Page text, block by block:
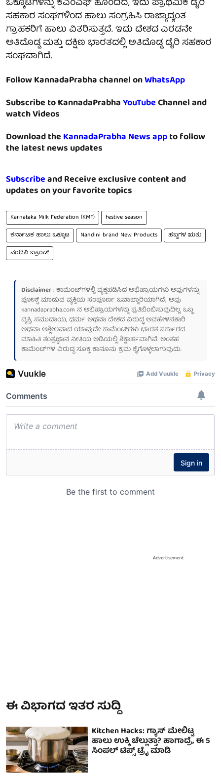
ಒಕ್ಕೂಟಗಳನ್ನು ಕೆಎಂಎಫ್ ಹೊಂದಿದೆ, ಇದು ಪ್ರಾಥಮಿಕ ಡೈರಿ
ಸಹಕಾರ ಸಂಘಗಳಿಂದ ಹಾಲು ಸಂಗ್ರಹಿಸಿ ರಾಜ್ಯಾದ್ಯಂತ
ಗ್ರಾಹಕರಿಗೆ ಹಾಲು ವಿತರಿಸುತ್ತದೆ. ಇದು ದೇಶದ ಎರಡನೇ
ಅತಿದೊಡ್ಡ ಮತ್ತು ದಕ್ಷಿಣ ಭಾರತದಲ್ಲಿ ಅತಿದೊಡ್ಡ ಡೈರಿ ಸಹಕಾರ
ಸಂಘವಾಗಿದೆ.
Follow KannadaPrabha channel onWhatsApp
Subscribe to KannadaPrabhaYouTubeChannel and
watch Videos
Download theKannadaPrabha News appto follow
the latest news updates
Subscribeand Receive exclusive content and
updates on your favorite topics
Karnataka Milk Federation (KMF)
festive season
ಕರ್ನಾಟಕ ಹಾಲು ಒಕ್ಕೂಟ
Nandini brand New Products
ಹಬ್ಬಗಳ ಋತು
ನಂದಿನಿ ಬ್ರಾಂಡ್
Disclaimer: ಕಾಮೆಂಟ್‌ಗಳಲ್ಲಿ ವ್ಯಕ್ತಪಡಿಸಿದ ಅಭಿಪ್ರಾಯಗಳು ಅವುಗಳನ್ನು
ಪೋಸ್ಟ್ ಮಾಡುವ ವ್ಯಕ್ತಿಯ ಸಂಪೂರ್ಣ ಜವಾಬ್ದಾರಿಯಾಗಿದೆ; ಅವು
kannadaprabha.com ನ ಅಭಿಪ್ರಾಯಗಳನ್ನು ಪ್ರತಿಬಿಂಬಿಸುವುದಿಲ್ಲ. ಒಬ್ಬ
ವ್ಯಕ್ತಿ, ಸಮುದಾಯ, ಧರ್ಮ ಅಥವಾ ದೇಶದ ವಿರುದ್ಧ ಅವಹೇಳನಕಾರಿ
ಅಥವಾ ಅಶ್ಲೀಲವಾದ ಯಾವುದೇ ಕಾಮೆಂಟ್‌ಗಳು ಭಾರತ ಸರ್ಕಾರದ
ಮಾಹಿತಿ ತಂತ್ರಜ್ಞಾನ ನೀತಿಯ ಅಡಿಯಲ್ಲಿ ಶಿಕ್ಷಾರ್ಹವಾಗಿವೆ. ಅಂತಹ
ಕಾಮೆಂಟ್‌ಗಳ ವಿರುದ್ಧ ಸೂಕ್ತ ಕಾನೂನು ಕ್ರಮ ಕೈಗೊಳ್ಳಲಾಗುವುದು.
Advertisement
ಈ ವಿಭಾಗದ ಇತರ ಸುದ್ದಿ
Kitchen Hacks: ಗ್ಯಾಸ್ ಮೇಲಿಟ್ಟ
ಹಾಲು ಉಕ್ಕಿ ಚೆಲ್ಲುತ್ತಾ? ಹಾಗಾದ್ರೆ, ಈ 5
ಸಿಂಪಲ್ ಟಿಪ್ಸ್ ಟ್ರೈ ಮಾಡಿ